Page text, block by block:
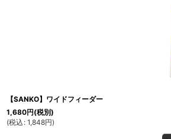
【SANKO】ワイドフィーダー
1,680円(税別)
(税込 : 1,848円)